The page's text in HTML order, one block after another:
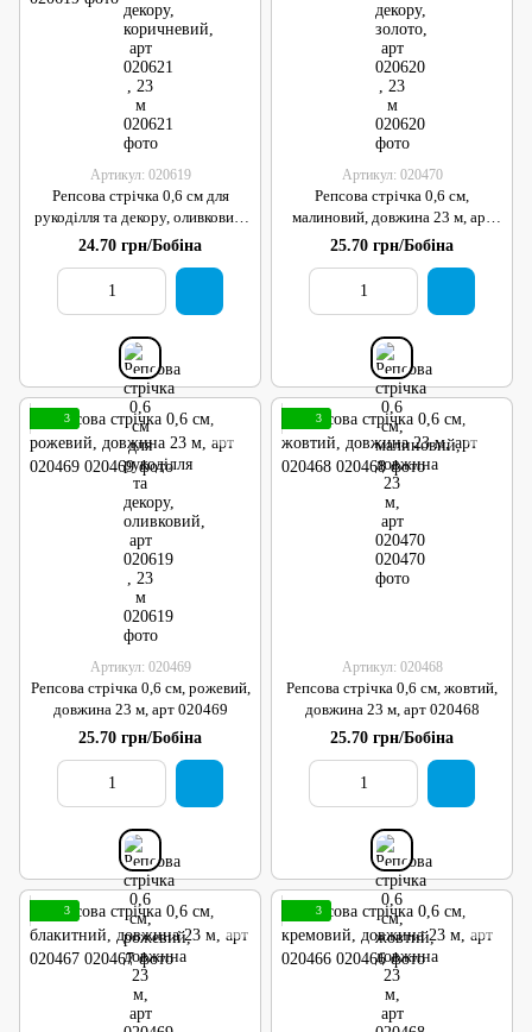
Артикул: 020619
Репсова стрічка 0,6 см для
рукоділля та декору, оливковий,
арт 020619 , 23 м
24.70 грн/Бобіна
Артикул: 020470
Репсова стрічка 0,6 см,
малиновий, довжина 23 м, арт
020470
25.70 грн/Бобіна
3
Артикул: 020469
Репсова стрічка 0,6 см, рожевий,
довжина 23 м, арт 020469
25.70 грн/Бобіна
3
Артикул: 020468
Репсова стрічка 0,6 см, жовтий,
довжина 23 м, арт 020468
25.70 грн/Бобіна
3 3